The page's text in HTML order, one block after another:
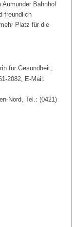
Aumunder Bahnhof
freundlich
Platz für die
für Gesundheit,
2082, E-Mail:
Nord, Tel.: (0421)